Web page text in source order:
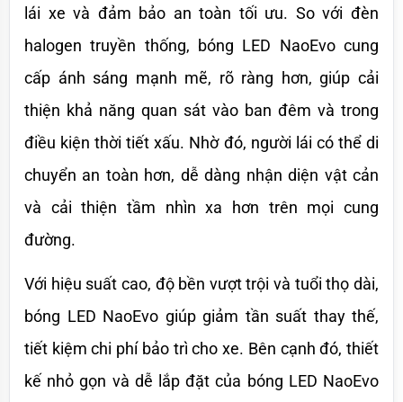
lái xe và đảm bảo an toàn tối ưu. So với đèn
halogen truyền thống, bóng LED NaoEvo cung
cấp ánh sáng mạnh mẽ, rõ ràng hơn, giúp cải
thiện khả năng quan sát vào ban đêm và trong
điều kiện thời tiết xấu. Nhờ đó, người lái có thể di
chuyển an toàn hơn, dễ dàng nhận diện vật cản
và cải thiện tầm nhìn xa hơn trên mọi cung
đường.
Với hiệu suất cao, độ bền vượt trội và tuổi thọ dài,
bóng LED NaoEvo giúp giảm tần suất thay thế,
tiết kiệm chi phí bảo trì cho xe. Bên cạnh đó, thiết
kế nhỏ gọn và dễ lắp đặt của bóng LED NaoEvo